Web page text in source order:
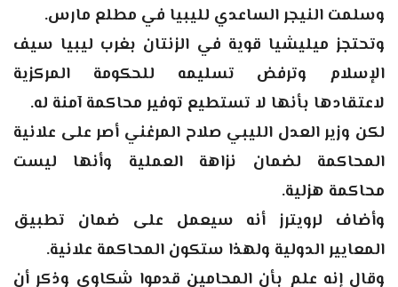
وسلمت النيجر الساعدي لليبيا في مطلع مارس.
وتحتجز ميليشيا قوية في الزنتان بغرب ليبيا سيف
الإسلام وترفض تسليمه للحكومة المركزية
لاعتقادها بأنها لا تستطيع توفير محاكمة آمنة له.
لكن وزير العدل الليبي صلاح المرغني أصر على علانية
المحاكمة لضمان نزاهة العملية وأنها ليست
محاكمة هزلية.
وأضاف لرويترز أنه سيعمل على ضمان تطبيق
المعايير الدولية ولهذا ستكون المحاكمة علانية.
وقال إنه علم بأن المحامين قدموا شكاوى وذكر أن